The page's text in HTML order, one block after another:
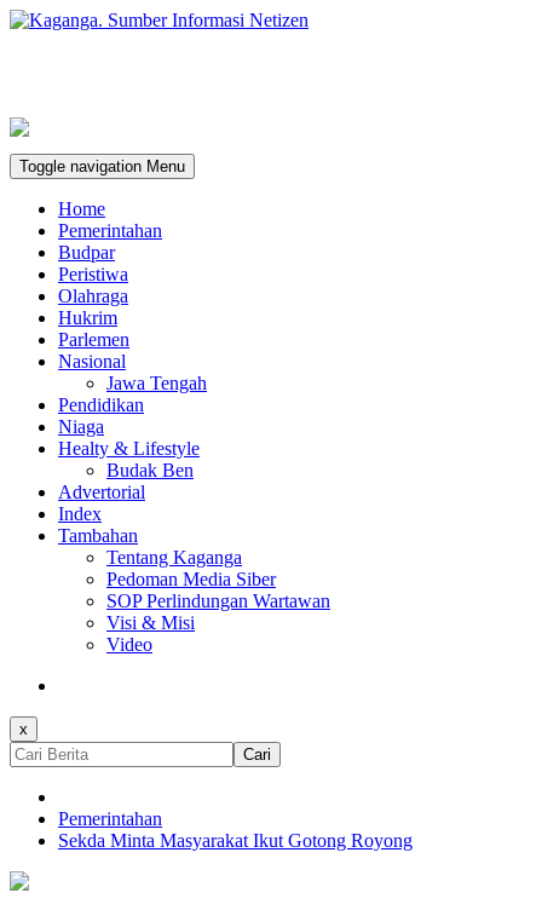
Toggle navigation Menu
Home
Pemerintahan
Budpar
Peristiwa
Olahraga
Hukrim
Parlemen
Nasional
Jawa Tengah
Pendidikan
Niaga
Healty & Lifestyle
Budak Ben
Advertorial
Index
Tambahan
Tentang Kaganga
Pedoman Media Siber
SOP Perlindungan Wartawan
Visi & Misi
Video
x
Cari
Pemerintahan
Sekda Minta Masyarakat Ikut Gotong Royong